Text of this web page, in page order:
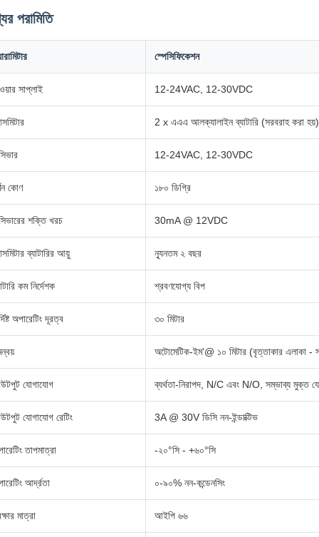
পরামিতি
স্পেসিফিকেশন
সাপ্লাই 12-24VAC, 12-30VDC
2 x এএএ আলক্যালাইন ব্যাটারি (সরবরাহ করা হয়)
12-24VAC, 12-30VDC
কোণ ১৮০ ডিগ্রি
শক্তি খরচ 30mA @ 12VDC
ব্যাটারির আয়ু ন্যূনতম ২ বছর
কম নির্দেশক শ্রবণযোগ্য বিপ
অপারেটিং দূরত্ব ৩০ মিটার
অটোমেটিক-ইম'@ ১০ মিটার (বৃত্তাকার এলাকা -
যোগাযোগ ব্যর্থতা-নিরাপদ, N/C এবং N/O, সম্ভাব্য মুক্ত
যোগাযোগ রেটিং 3A @ 30V ডিসি নন-ইন্ডাক্টিভ
তাপমাত্রা -২০°সি - +৬০°সি
আর্দ্রতা ০-৯০% নন-কন্ডেনসিং
মাত্রা আইপি ৬৬